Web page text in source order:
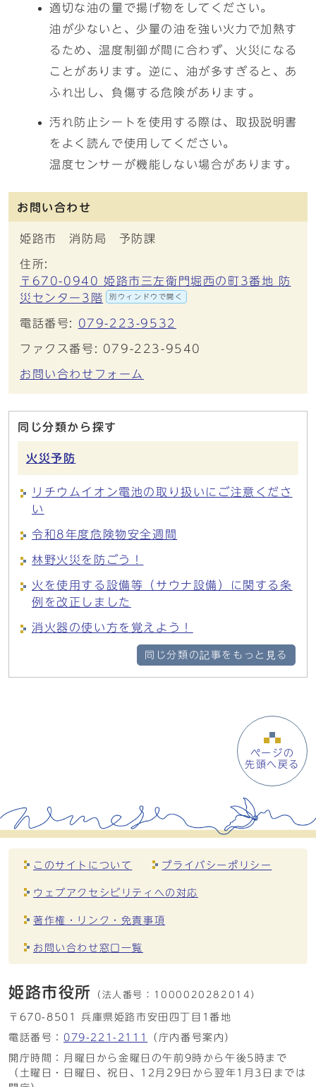
適切な油の量で揚げ物をしてください。
油が少ないと、少量の油を強い火力で加熱す
るため、温度制御が間に合わず、火災になる
ことがあります。逆に、油が多すぎると、あ
ふれ出し、負傷する危険があります。
汚れ防止シートを使用する際は、取扱説明書
をよく読んで使用してください。
温度センサーが機能しない場合があります。
お問い合わせ
姫路市 消防局 予防課
住所:
〒670-0940 姫路市三左衛門堀西の町3番地 防
災センター3階
別ウィンドウで開く
電話番号: 079-223-9532
ファクス番号: 079-223-9540
お問い合わせフォーム
同じ分類から探す
火災予防
リチウムイオン電池の取り扱いにご注意くださ
い
令和8年度危険物安全週間
林野火災を防ごう！
火を使用する設備等（サウナ設備）に関する条
例を改正しました
消火器の使い方を覚えよう！
同じ分類の記事をもっと見る
ページの
先頭へ戻る
このサイトについて プライバシーポリシー
ウェブアクセシビリティへの対応
著作権・リンク・免責事項
お問い合わせ窓口一覧
姫路市役所 （法人番号： 1000020282014）
〒670-8501 兵庫県姫路市安田四丁目1番地
電話番号： 079-221-2111
（庁内番号案内）
開庁時間：月曜日から金曜日の午前9時から午後5時まで
（土曜日・日曜日、祝日、12月29日から翌年1月3日までは